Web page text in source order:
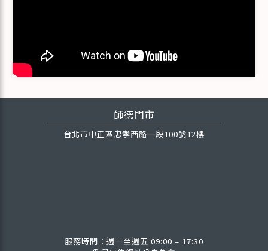
師德門市
台北市中正區忠孝西路一段100號12樓
服務時間：週一至週五 09:00 – 17:30